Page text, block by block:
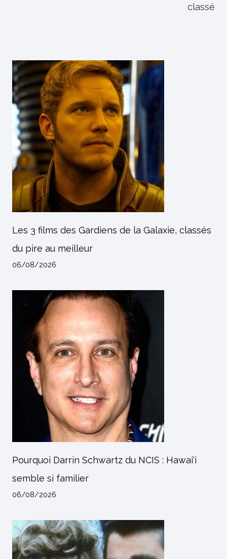
classé
Les 3 films des Gardiens de la Galaxie, classés
du pire au meilleur
06/08/2026
Pourquoi Darrin Schwartz du NCIS : Hawai'i
semble si familier
06/08/2026